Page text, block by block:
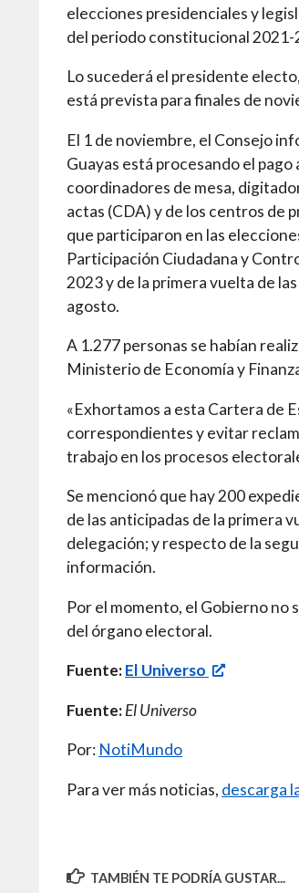
elecciones presidenciales y
del periodo constitucional 2021-
Lo sucederá el presidente
está prevista para finales de
El 1 de noviembre, el Consejo
Guayas está procesando el
coordinadores de mesa,
actas (CDA) y de los centros de
que participaron en las
Participación Ciudadana y
2023 y de la primera vuelta de
agosto.
A 1.277 personas se habían
Ministerio de Economía y
«Exhortamos a esta Cartera de
correspondientes y evitar
trabajo en los procesos
Se mencionó que hay 200
de las anticipadas de la primera
delegación; y respecto de la
información.
Por el momento, el Gobierno no
del órgano electoral.
Fuente:El Universo
Fuente:El Universo
Por: NotiMundo
Para ver más noticias, descarga
TAMBIÉN TE PODRÍA GUSTAR...